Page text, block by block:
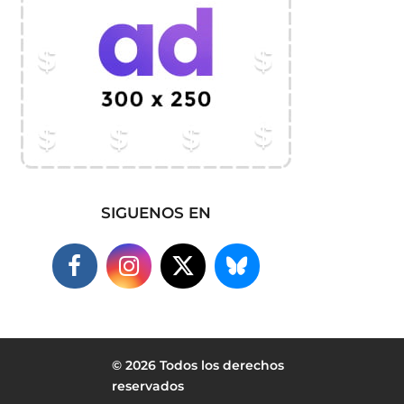
SIGUENOS EN
© 2026 Todos los derechos
reservados